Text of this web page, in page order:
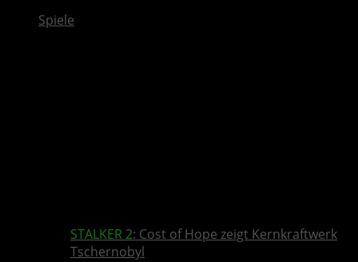
Spiele
STALKER 2: Cost of Hope zeigt Kernkraftwerk
Tschernobyl